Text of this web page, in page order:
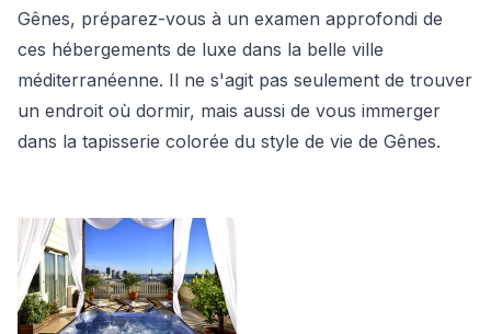
Gênes, préparez-vous à un examen approfondi de
ces hébergements de luxe dans la belle ville
méditerranéenne. Il ne s'agit pas seulement de trouver
un endroit où dormir, mais aussi de vous immerger
dans la tapisserie colorée du style de vie de Gênes.